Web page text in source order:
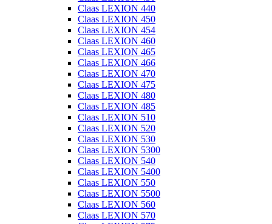
Claas LEXION 440
Claas LEXION 450
Claas LEXION 454
Claas LEXION 460
Claas LEXION 465
Claas LEXION 466
Claas LEXION 470
Claas LEXION 475
Claas LEXION 480
Claas LEXION 485
Claas LEXION 510
Claas LEXION 520
Claas LEXION 530
Claas LEXION 5300
Claas LEXION 540
Claas LEXION 5400
Claas LEXION 550
Claas LEXION 5500
Claas LEXION 560
Claas LEXION 570